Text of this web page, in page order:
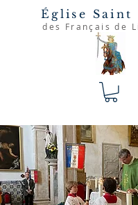
Église Saint
des Français de